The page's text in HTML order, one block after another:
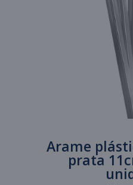
Arame
prata